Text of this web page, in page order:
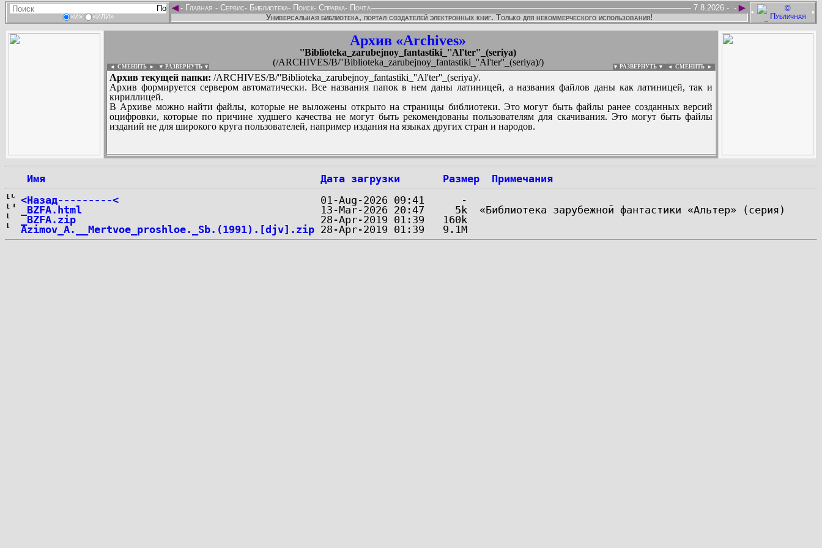
«И» «ИЛИ»
• •
◄ ►
- Главная - Сервис- Библиотека- Поиск- Справка- Почта -
7.8.2026 -
Универсальная библиотека, портал создателей электронных книг. Только для некоммерческого использования!
Архив «Archives»
''Biblioteka_zarubejnoy_fantastiki_''Al'ter''_(seriya)
(/ARCHIVES/B/''Biblioteka_zarubejnoy_fantastiki_''Al'ter''_(seriya)/)
◄ СМЕНИТЬ ► ▼ РАЗВЕРНУТЬ ▼ ▼ РАЗВЕРНУТЬ ▼ ◄ СМЕНИТЬ ►
Архив текущей папки: /ARCHIVES/B/''Biblioteka_zarubejnoy_fantastiki_''Al'ter''_(seriya)/.
Архив формируется сервером автоматически. Все названия папок в нем даны латиницей, а названия файлов даны как латиницей, так и
кириллицей.
В Архиве можно найти файлы, которые не выложены открыто на страницы библиотеки. Это могут быть файлы ранее созданных версий
оцифровки, которые по причине худшего качества не могут быть рекомендованы пользователям для скачивания. Это могут быть файлы
изданий не для широкого круга пользователей, например издания на языках других стран и народов.
:
...
Имя Дата загрузки Размер
Примечания
<Назад---------<
_BZFA.html
_BZFA.zip
Azimov_A.__Mertvoe_proshloe._Sb.(1991).[djv].zip